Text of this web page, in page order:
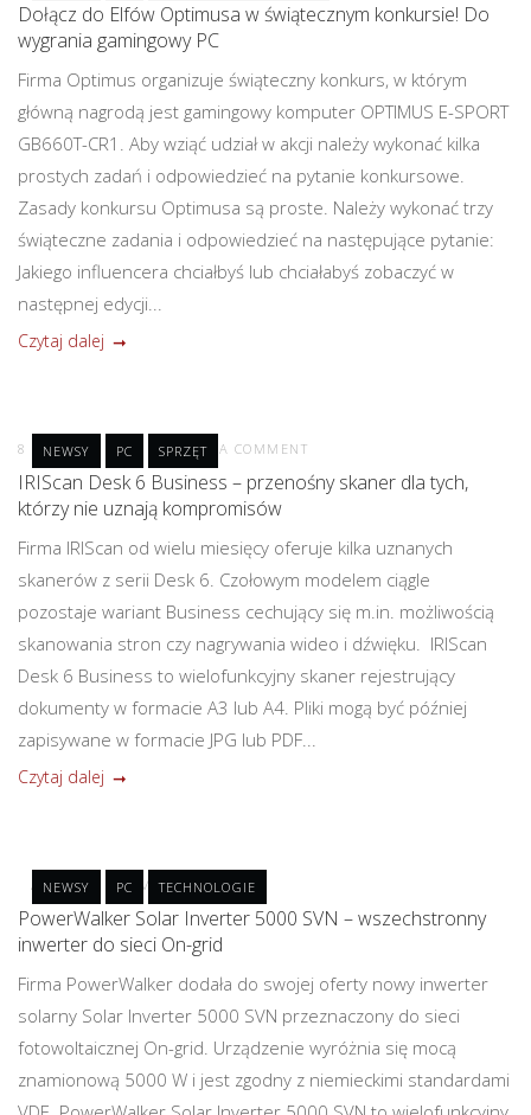
Dołącz do Elfów Optimusa w świątecznym konkursie! Do
wygrania gamingowy PC
Firma Optimus organizuje świąteczny konkurs, w którym
główną nagrodą jest gamingowy komputer OPTIMUS E-SPORT
GB660T-CR1. Aby wziąć udział w akcji należy wykonać kilka
prostych zadań i odpowiedzieć na pytanie konkursowe.
Zasady konkursu Optimusa są proste. Należy wykonać trzy
świąteczne zadania i odpowiedzieć na następujące pytanie:
Jakiego influencera chciałbyś lub chciałabyś zobaczyć w
następnej edycji...
Czytaj dalej
NEWSY PC SPRZĘT
8 GRUDNIA 2022 POST A COMMENT
IRIScan Desk 6 Business – przenośny skaner dla tych,
którzy nie uznają kompromisów
Firma IRIScan od wielu miesięcy oferuje kilka uznanych
skanerów z serii Desk 6. Czołowym modelem ciągle
pozostaje wariant Business cechujący się m.in. możliwością
skanowania stron czy nagrywania wideo i dźwięku. IRIScan
Desk 6 Business to wielofunkcyjny skaner rejestrujący
dokumenty w formacie A3 lub A4. Pliki mogą być później
zapisywane w formacie JPG lub PDF...
Czytaj dalej
NEWSY PC TECHNOLOGIE
POST A COMMENT
PowerWalker Solar Inverter 5000 SVN – wszechstronny
inwerter do sieci On-grid
Firma PowerWalker dodała do swojej oferty nowy inwerter
solarny Solar Inverter 5000 SVN przeznaczony do sieci
fotowoltaicznej On-grid. Urządzenie wyróżnia się mocą
znamionową 5000 W i jest zgodny z niemieckimi standardami